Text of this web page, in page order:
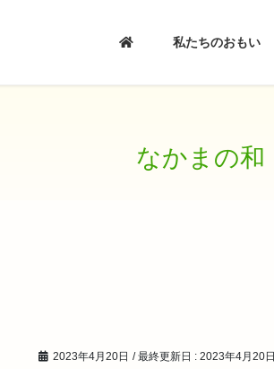
私たちのおもい
なかまの和
2023年4月20日 / 最終更新日 :2023年4月20日